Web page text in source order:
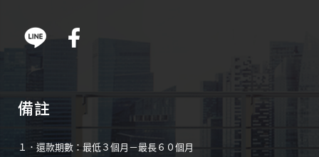
備註
１．還款期數：最低３個月－最長６０個月